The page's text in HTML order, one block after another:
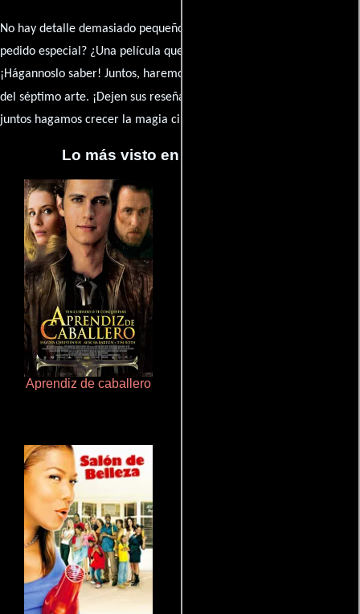
No hay detalle demasiado pequeño ni opinión insignificante. ¿Algún
pedido especial? ¿Una película que sueñas con ver reseñada?
¡Hágannoslo saber! Juntos, haremos de esta comunidad el epicentro
del séptimo arte. ¡Dejen sus reseña en la
juntos hagamos crecer la magia cinematográfica!
Lo más visto en Cineyseries.net
Aprendiz de caballero